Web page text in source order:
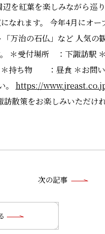
を紅葉を楽しみながら巡
なれます。 今年4月にオ
万治の石仏」など 人気の
＊受付場所 ：下諏訪駅
持ち物 ：昼食 ＊お問
https://
訪散策をお楽しみいただ
次の記事